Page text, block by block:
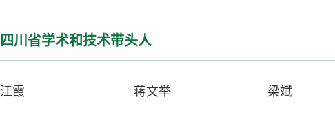
四川省学术和技术带头人
江霞 蒋文举 梁斌